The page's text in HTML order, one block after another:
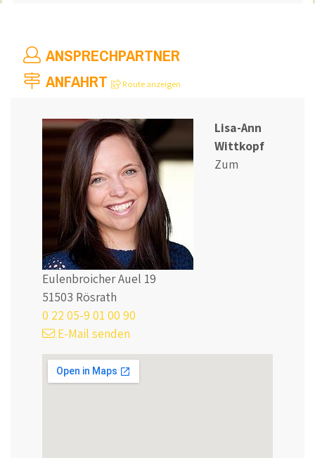
ANSPRECHPARTNER
ANFAHRT
Route anzeigen
Lisa-Ann
Wittkopf
Zum
Eulenbroicher Auel 19
51503 Rösrath
0 22 05-9 01 00 90
E-Mail senden